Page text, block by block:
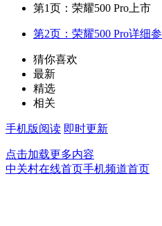
第1页：荣耀500 Pro上市
第2页：荣耀500 Pro详细
猜你喜欢
最新
精选
相关
手机版阅读 即时更新
点击加载更多内容
中关村在线首页手机频道首页